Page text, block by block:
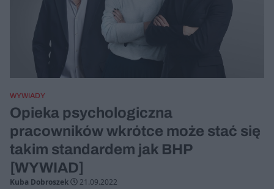
WYWIADY
Opieka psychologiczna
pracowników wkrótce może stać się
takim standardem jak BHP
[WYWIAD]
Kuba Dobroszek 21.09.2022